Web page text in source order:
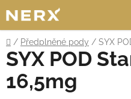
na
obsah
Domů
/ Předplněné pody / SYX
SYX POD
16,5mg